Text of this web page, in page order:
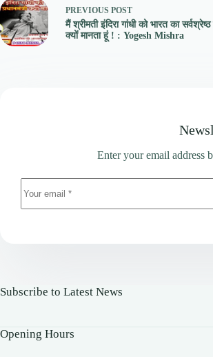
PREVIOUS POST
मैं श्रीमती इंदिरा गांधी को भारत का
क्यों मानता हूं ! : Yogesh Mishra
Enter your email address
Subscribe to Latest News
Opening Hours